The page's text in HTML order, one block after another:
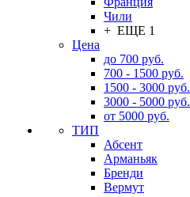
Чили
+ ЕЩЕ 1
Цена
до 700 руб.
700 - 1500 руб.
1500 - 3000 руб.
3000 - 5000 руб.
от 5000 руб.
ТИП
Абсент
Арманьяк
Бренди
Вермут